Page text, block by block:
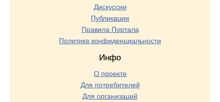
Дискуссии
Публикации
Правила Портала
Политика конфиденциальности
Инфо
О проекте
Для потребителей
Для организаций